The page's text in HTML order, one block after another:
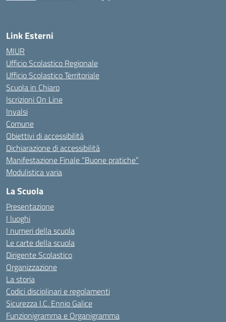
Link Esterni
MIUR
Ufficio Scolastico Regionale
Ufficio Scolastico Territoriale
Scuola in Chiaro
Iscrizioni On Line
Invalsi
Comune
Obiettivi di accessibilità
Dichiarazione di accessibilità
Manifestazione Finale “Buone pratiche”
Modulistica varia
La Scuola
Presentazione
I luoghi
I numeri della scuola
Le carte della scuola
Dirigente Scolastico
Organizzazione
La storia
Codici disciplinari e regolamenti
Sicurezza I.C. Ennio Galice
Funzionigramma e Organigramma